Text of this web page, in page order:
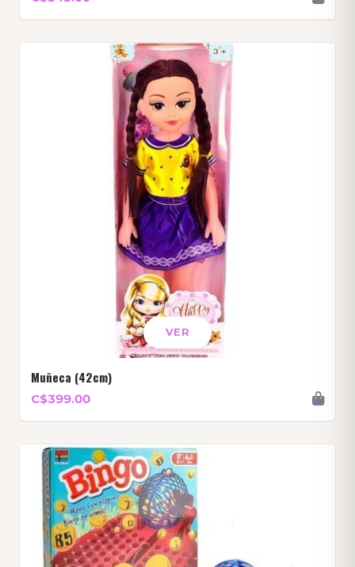
VER
Muñeca (42cm)
C$399.00